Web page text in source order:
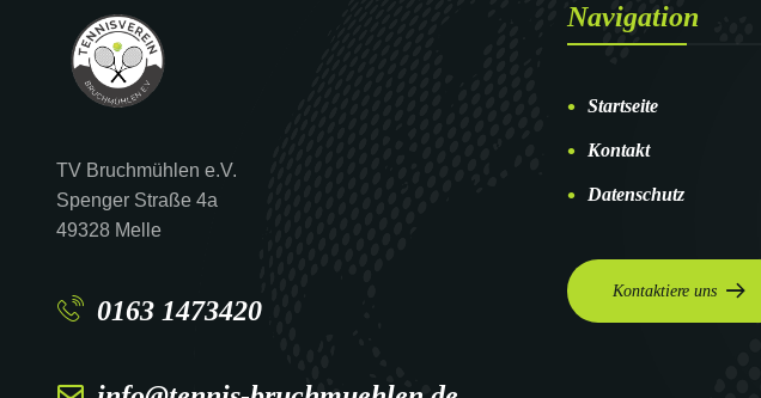
TV Bruchmühlen e.V.
Spenger Straße 4a
49328 Melle
0163 1473420
Navigation
Startseite
Kontakt
Datenschutz
Kontaktiere uns